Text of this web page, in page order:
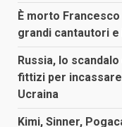
È morto Francesco
grandi cantautori
Russia, lo
fittizi per
Ucraina
Kimi, Sinner,